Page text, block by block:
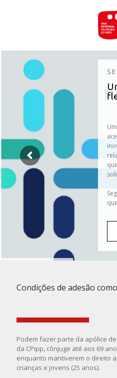
Condições de adesão
Podem fazer parte da apólice
da CPipp, cônjuge até aos 69
enquanto mantiverem o direito
crianças e jovens (25 anos).